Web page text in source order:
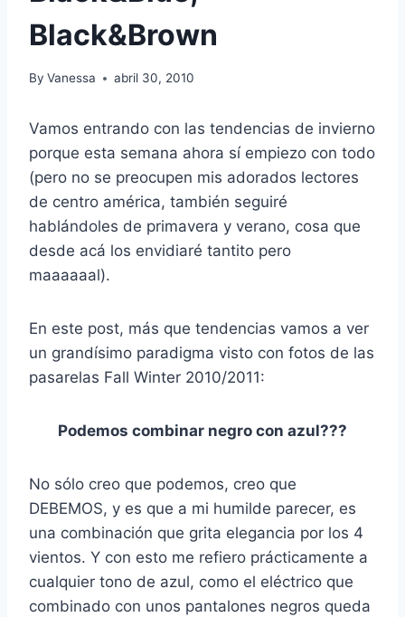
Black&Brown
By Vanessa abril 30, 2010
Vamos entrando con las tendencias de invierno
porque esta semana ahora sí empiezo con todo
(pero no se preocupen mis adorados lectores
de centro américa, también seguiré
hablándoles de primavera y verano, cosa que
desde acá los envidiaré tantito pero
maaaaaal).
En este post, más que tendencias vamos a ver
un grandísimo paradigma visto con fotos de las
pasarelas Fall Winter 2010/2011:
Podemos combinar negro con azul???
No sólo creo que podemos, creo que
DEBEMOS, y es que a mi humilde parecer, es
una combinación que grita elegancia por los 4
vientos. Y con esto me refiero prácticamente a
cualquier tono de azul, como el eléctrico que
combinado con unos pantalones negros queda